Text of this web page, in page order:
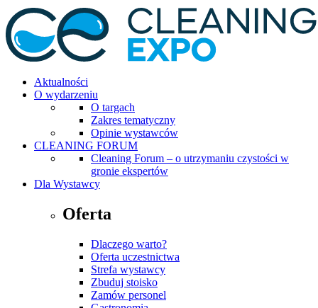
Aktualności
O wydarzeniu
O targach
Zakres tematyczny
Opinie wystawców
CLEANING FORUM
Cleaning Forum – o utrzymaniu czystości w
gronie ekspertów
Dla Wystawcy
Oferta
Dlaczego warto?
Oferta uczestnictwa
Strefa wystawcy
Zbuduj stoisko
Zamów personel